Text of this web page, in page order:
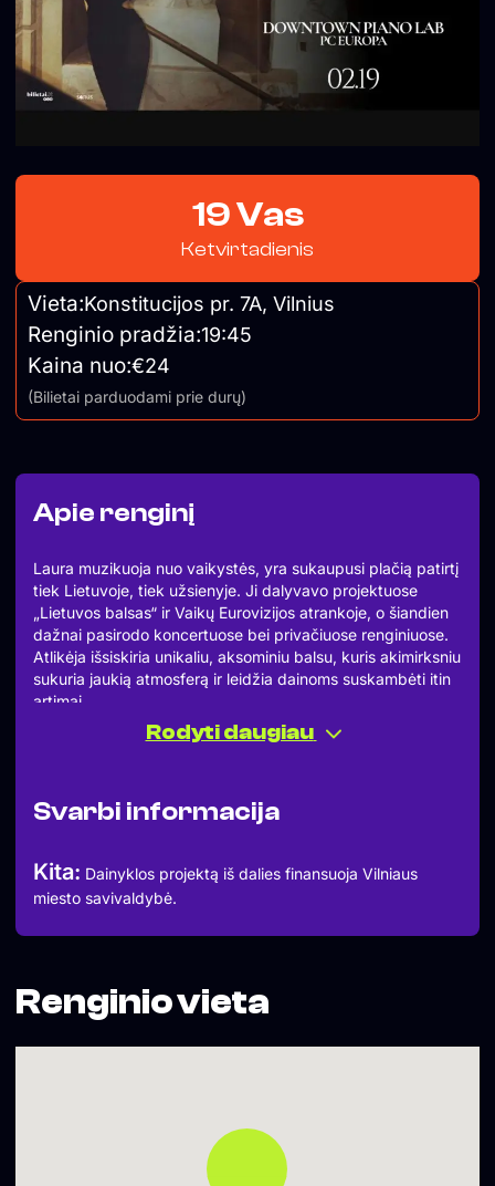
Apie renginį
Laura muzikuoja nuo vaikystės, yra sukaupusi plačią patirtį
tiek Lietuvoje, tiek užsienyje. Ji dalyvavo projektuose
„Lietuvos balsas“ ir Vaikų Eurovizijos atrankoje, o šiandien
dažnai pasirodo koncertuose bei privačiuose renginiuose.
Atlikėja išsiskiria unikaliu, aksominiu balsu, kuris akimirksniu
sukuria jaukią atmosferą ir leidžia dainoms suskambėti itin
artimai.
Savo muzikinį kelią Laura pradėjo M. K. Čiurlionio menų
mokykloje, vėliau mokėsi Juozo Tallat-Kelpšos
Amy Winehouse kūryba jos repertuare atsirado natūraliai –
pasinerti į gerai pažįstamas dainas be bandymo kopijuoti,
bet su pagarba, nuoširdumu ir gyvu skambesiu.
Rodyti daugiau
Svarbi informacija
Kita: Dainyklos projektą iš dalies finansuoja Vilniaus
miesto savivaldybė.
19 Vas
Ketvirtadienis
Vieta:Konstitucijos pr. 7A, Vilnius
Renginio pradžia:19:45
Kaina nuo:€24
(Bilietai parduodami prie durų)
Renginio vieta